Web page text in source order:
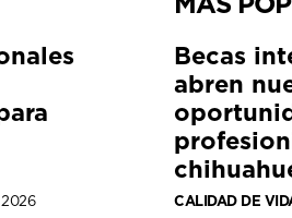
Becas
abren
CALIDAD DE